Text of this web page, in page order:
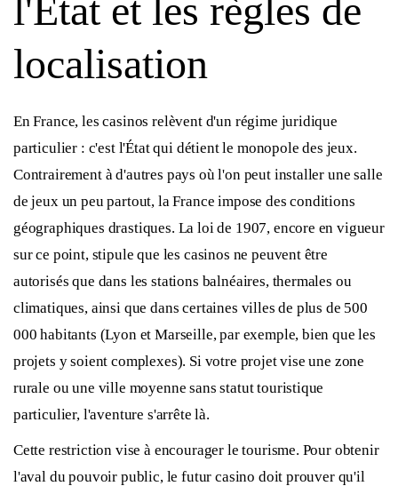
l'État et les règles de
localisation
En France, les casinos relèvent d'un régime juridique
particulier : c'est l'État qui détient le monopole des jeux.
Contrairement à d'autres pays où l'on peut installer une salle
de jeux un peu partout, la France impose des conditions
géographiques drastiques. La loi de 1907, encore en vigueur
sur ce point, stipule que les casinos ne peuvent être
autorisés que dans les stations balnéaires, thermales ou
climatiques, ainsi que dans certaines villes de plus de 500
000 habitants (Lyon et Marseille, par exemple, bien que les
projets y soient complexes). Si votre projet vise une zone
rurale ou une ville moyenne sans statut touristique
particulier, l'aventure s'arrête là.
Cette restriction vise à encourager le tourisme. Pour obtenir
l'aval du pouvoir public, le futur casino doit prouver qu'il